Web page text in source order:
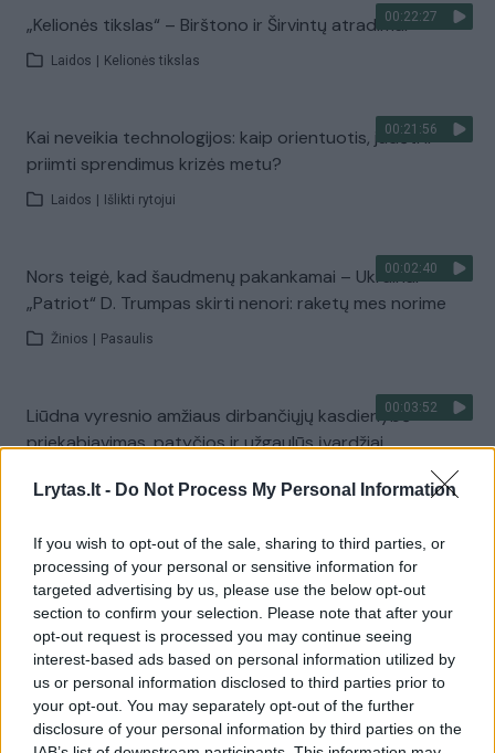
Lrytas.lt - Do Not Process My Personal Information
If you wish to opt-out of the sale, sharing to third parties, or
processing of your personal or sensitive information for
targeted advertising by us, please use the below opt-out
section to confirm your selection. Please note that after your
opt-out request is processed you may continue seeing
interest-based ads based on personal information utilized by
us or personal information disclosed to third parties prior to
your opt-out. You may separately opt-out of the further
disclosure of your personal information by third parties on the
00:22:27
„Kelionės tikslas“ – Birštono ir Širvintų atradimai
Laidos Kelionės tikslas
00:21:56
Kai neveikia technologijos: kaip orientuotis, judėti ir
priimti sprendimus krizės metu?
Laidos Išlikti rytojui
00:02:40
Nors teigė, kad šaudmenų pakankamai – Ukrainai
„Patriot“ D. Trumpas skirti nenori: raketų mes norime
Žinios Pasaulis
00:03:52
Liūdna vyresnio amžiaus dirbančiųjų kasdienybė –
priekabiavimas, patyčios ir užgaulūs įvardžiai
Visi įrašai
Žiūrimiausi įrašai
00:00:30
Vaizdai iš tragiškos avarijos Vilniaus r.: dviejų moterų ir